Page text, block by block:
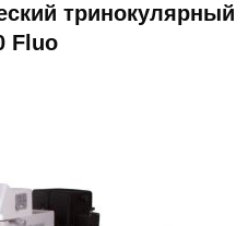
тринокулярный
Fluo